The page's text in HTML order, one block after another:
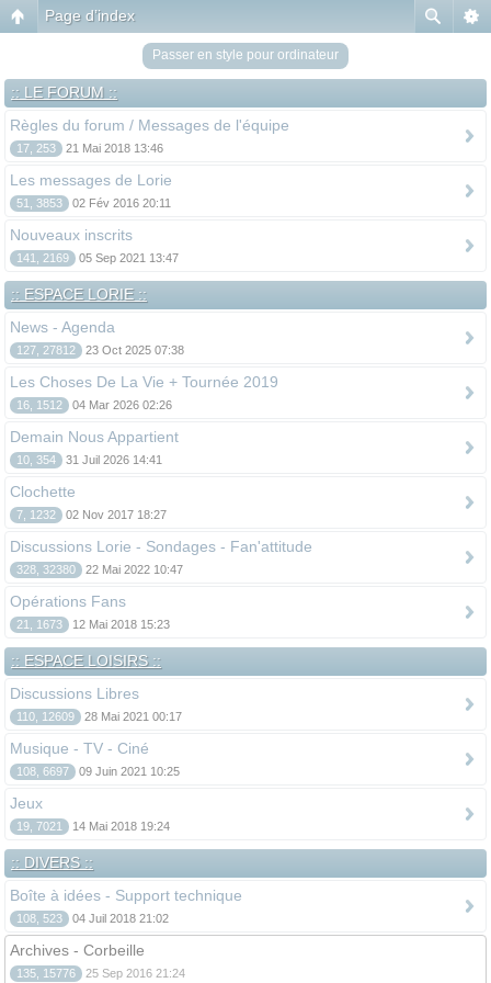
Page d’index
Passer en style pour ordinateur
:: LE FORUM ::
Règles du forum / Messages de l'équipe
17, 253 21 Mai 2018 13:46
Les messages de Lorie
51, 3853 02 Fév 2016 20:11
Nouveaux inscrits
141, 2169 05 Sep 2021 13:47
:: ESPACE LORIE ::
News - Agenda
127, 27812 23 Oct 2025 07:38
Les Choses De La Vie + Tournée 2019
16, 1512 04 Mar 2026 02:26
Demain Nous Appartient
10, 354 31 Juil 2026 14:41
Clochette
7, 1232 02 Nov 2017 18:27
Discussions Lorie - Sondages - Fan'attitude
328, 32380 22 Mai 2022 10:47
Opérations Fans
21, 1673 12 Mai 2018 15:23
:: ESPACE LOISIRS ::
Discussions Libres
110, 12609 28 Mai 2021 00:17
Musique - TV - Ciné
108, 6697 09 Juin 2021 10:25
Jeux
19, 7021 14 Mai 2018 19:24
:: DIVERS ::
Boîte à idées - Support technique
108, 523 04 Juil 2018 21:02
Archives - Corbeille
135, 15776 25 Sep 2016 21:24